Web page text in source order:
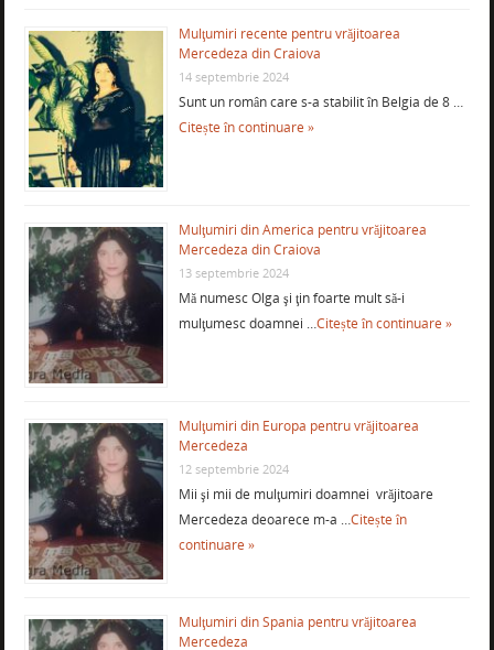
Mulţumiri recente pentru vrăjitoarea
Mercedeza din Craiova
14 septembrie 2024
Sunt un român care s-a stabilit în Belgia de 8 …
Citește în continuare »
Mulţumiri din America pentru vrăjitoarea
Mercedeza din Craiova
13 septembrie 2024
Mă numesc Olga şi ţin foarte mult să-i
mulţumesc doamnei …Citește în continuare »
Mulţumiri din Europa pentru vrăjitoarea
Mercedeza
12 septembrie 2024
Mii şi mii de mulţumiri doamnei vrăjitoare
Mercedeza deoarece m-a …Citește în
continuare »
Mulţumiri din Spania pentru vrăjitoarea
Mercedeza